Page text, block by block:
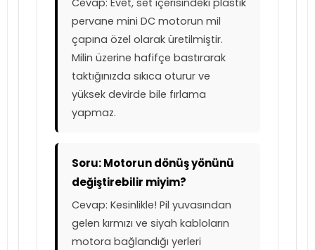
Cevap: Evet, set içerisindeki plastik
pervane mini DC motorun mil
çapına özel olarak üretilmiştir.
Milin üzerine hafifçe bastırarak
taktığınızda sıkıca oturur ve
yüksek devirde bile fırlama
yapmaz.
Soru: Motorun dönüş yönünü
değiştirebilir miyim?
Cevap: Kesinlikle! Pil yuvasından
gelen kırmızı ve siyah kabloların
motora bağlandığı yerleri